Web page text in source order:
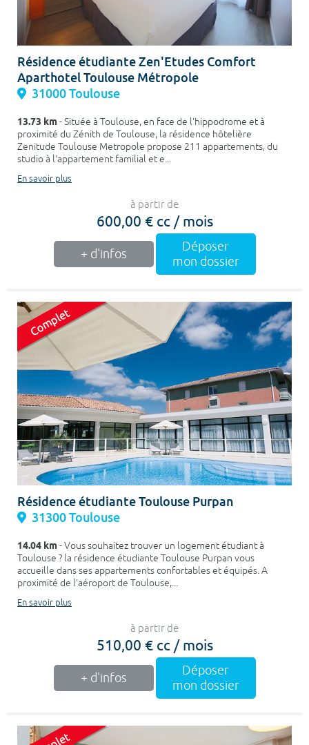
Résidence étudiante Zen'Etudes Comfort
Aparthotel Toulouse Métropole
31000 Toulouse
13.73 km- Située à Toulouse, en face de l'hippodrome et à
proximité du Zénith de Toulouse, la résidence hôtelière
Zenitude Toulouse Metropole propose 211 appartements, du
studio à l'appartement familial et e...
En savoir plus
à partir de
600,00 € cc / mois
+ d'infos
Déposer
mon dossier
Résidence étudiante Toulouse Purpan
31300 Toulouse
14.04 km- Vous souhaitez trouver un logement étudiant à
Toulouse ? la résidence étudiante Toulouse Purpan vous
accueille dans ses appartements confortables et équipés. A
proximité de l’aéroport de Toulouse,...
En savoir plus
à partir de
510,00 € cc / mois
+ d'infos
Déposer
mon dossier